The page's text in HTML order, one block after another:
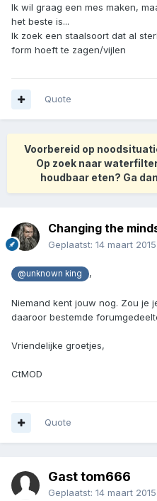
Ik wil graag een mes maken,
het beste is...
Ik zoek een staalsoort dat al
form hoeft te zagen/vijlen
Quote
Voorbereid op
Op zoek naar
houdbaar eten? Ga
Changing the
Geplaatst: 14 maart 2015
@unknown king ,
Niemand kent jouw nog. Zou je
daaroor bestemde
Vriendelijke groetjes,
CtMOD
Quote
Gast tom666
Geplaatst: 14 maart 2015